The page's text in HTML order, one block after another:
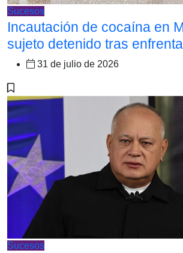
Sucesos
Incautación de cocaína en
sujeto detenido tras
31 de julio de 2026
Sucesos